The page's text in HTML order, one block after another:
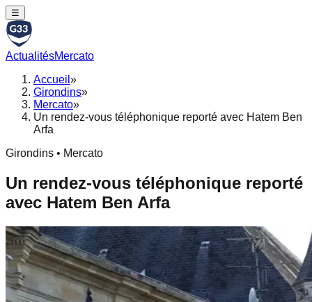
☰
ActualitésMercato
Accueil »
Girondins»
Mercato»
Un rendez-vous téléphonique reporté avec Hatem Ben
Arfa
Girondins • Mercato
Un rendez-vous téléphonique reporté
avec Hatem Ben Arfa